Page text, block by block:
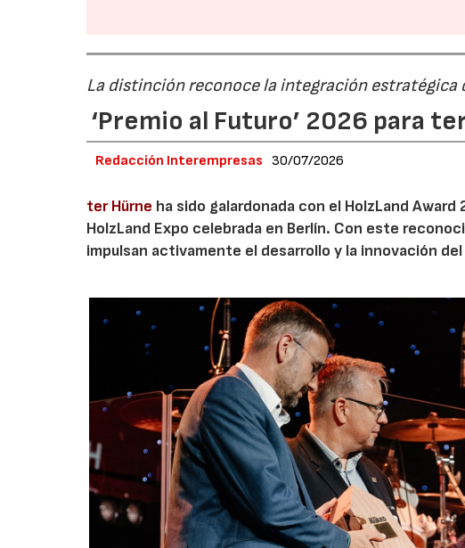
La distinción reconoce la integración estratégica
‘Premio al Futuro’ 2026 para
Redacción Interempresas 30/07/2026
ter Hürne ha sido galardonada con el HolzLand
HolzLand Expo celebrada en Berlín. Con este
impulsan activamente el desarrollo y la innovación